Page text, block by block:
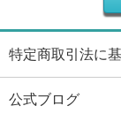
特定商取引法に
公式ブログ